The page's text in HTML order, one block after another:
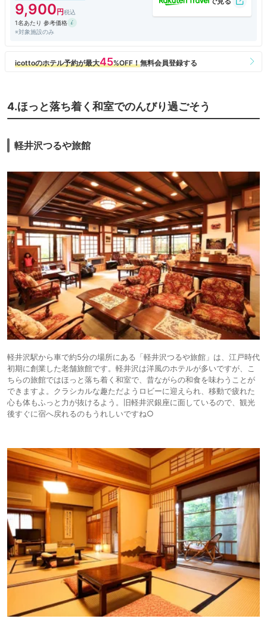
9,900
1名あたり 参考価格
※対象施設のみ
4.ほっと落ち着く和室でのんびり過ごそう
軽井沢つるや旅館
軽井沢駅から車で約5分の場所にある「軽井沢つるや旅館」は、江戸時代
初期に創業した老舗旅館です。軽井沢は洋風のホテルが多いですが、こ
ちらの旅館ではほっと落ち着く和室で、昔ながらの和食を味わうことが
できますよ。クラシカルな趣ただようロビーに迎えられ、移動で疲れた
心も体もふっと力が抜けるよう。旧軽井沢銀座に面しているので、観光
後すぐに宿へ戻れるのもうれしいですね○